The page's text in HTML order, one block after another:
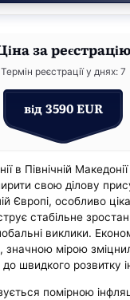
за реєстрацію
Термін реєстрації у днях: 7
від 3590 EUR
в Північній
свою ділову
Європі, особливо
стабільне
виклики.
значною мірою
до швидкого розвитку
помірною